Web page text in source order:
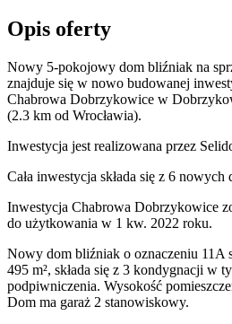
Opis oferty
Nowy 5-pokojowy dom bliźniak na
znajduje się w nowo budowanej
Chabrowa Dobrzykowice w
(2.3 km od Wrocławia).
Inwestycja jest realizowana przez
Cała inwestycja składa się z 6 nowych
Inwestycja Chabrowa Dobrzykowice
do użytkowania w 1 kw. 2022 roku.
Nowy dom bliźniak o oznaczeniu 11A
495 m², składa się z 3 kondygnacji w
podpiwniczenia. Wysokość
Dom ma garaż 2 stanowiskowy.